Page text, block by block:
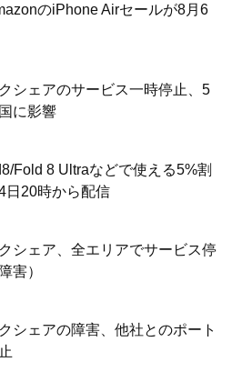
のiPhone Airセールが8月6
シェアのサービス一時停止、5
に影響
Fold 8 Ultraなどで使える5%割
日20時から配信
シェア、全エリアでサービス停
害）
シェアの障害、他社とのポート